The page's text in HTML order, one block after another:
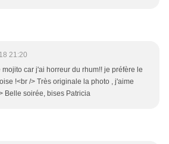
21:20
car j'ai horreur du rhum!! je préfère le
!<br /> Très originale la photo , j'aime
Belle soirée, bises Patricia